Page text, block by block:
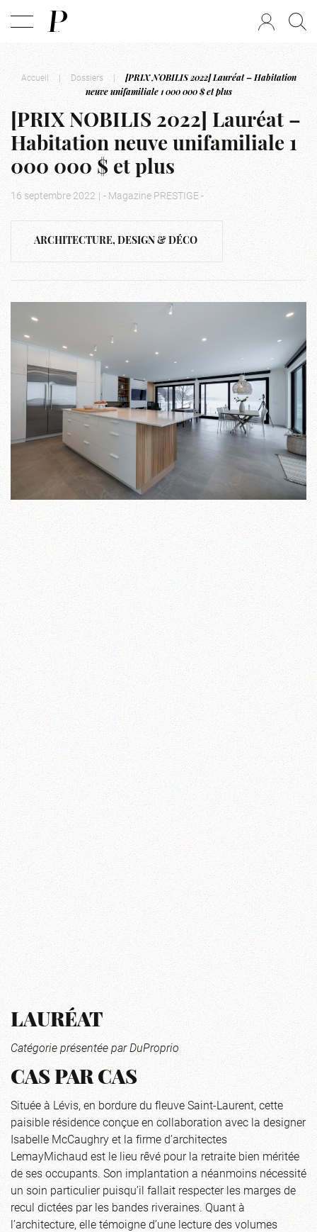
Accueil | Dossiers |
[PRIX NOBILIS 2022] Lauréat – Habitation
neuve unifamiliale 1 000 000 $ et plus
[PRIX NOBILIS 2022] Lauréat –
Habitation neuve unifamiliale 1
000 000 $ et plus
16 septembre 2022 | - Magazine PRESTIGE -
ARCHITECTURE, DESIGN & DÉCO
LAURÉAT
Catégorie présentée par DuProprio
CAS PAR CAS
Située à Lévis, en bordure du fleuve Saint-Laurent, cette
paisible résidence conçue en collaboration avec la designer
Isabelle McCaughry et la firme d’architectes
LemayMichaud est le lieu rêvé pour la retraite bien méritée
de ses occupants. Son implantation a néanmoins nécessité
un soin particulier puisqu’il fallait respecter les marges de
recul dictées par les bandes riveraines. Quant à
l’architecture, elle témoigne d’une lecture des volumes